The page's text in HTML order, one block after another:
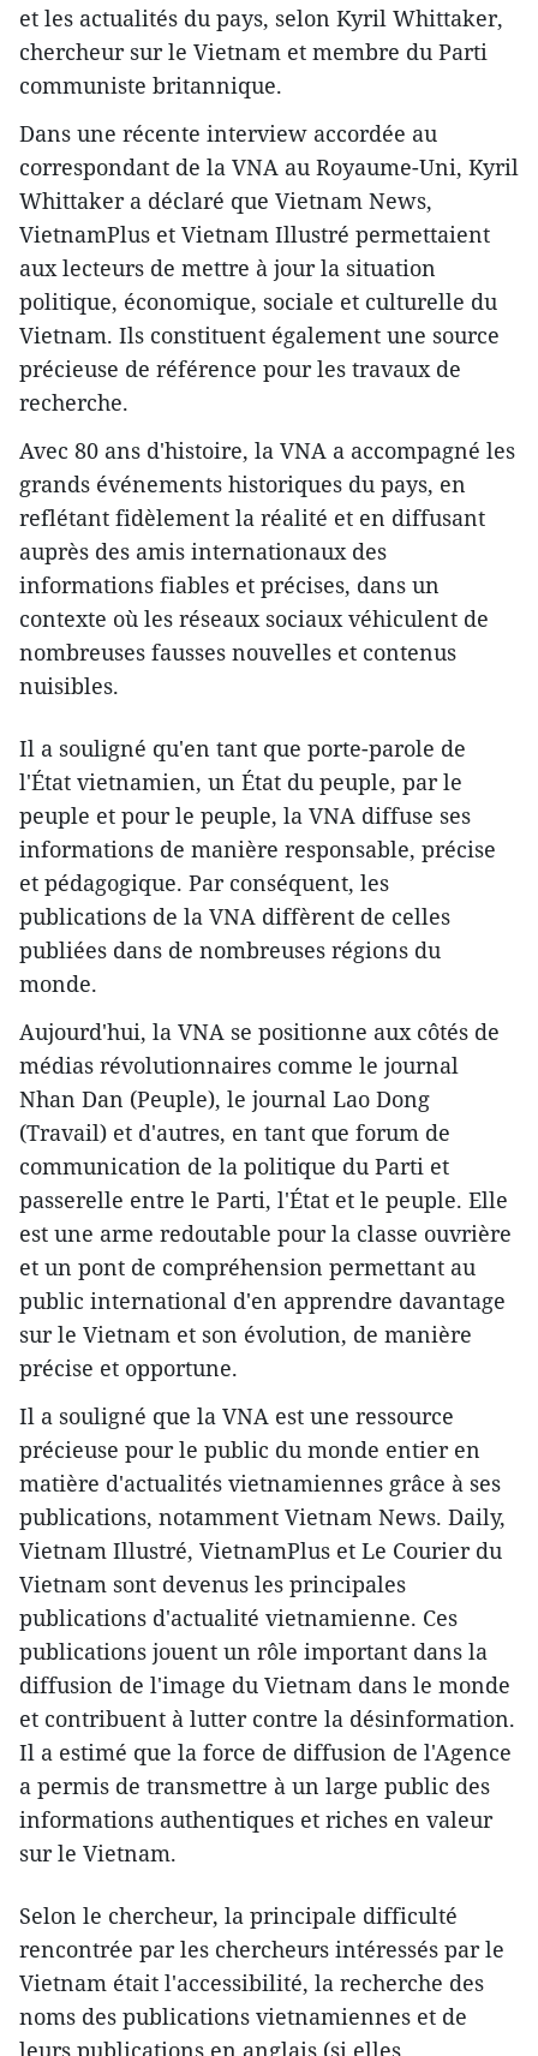
et les actualités du pays, selon Kyril Whittaker,
chercheur sur le Vietnam et membre du Parti
communiste britannique.
Dans une récente interview accordée au
correspondant de la VNA au Royaume-Uni, Kyril
Whittaker a déclaré que Vietnam News,
VietnamPlus et Vietnam Illustré permettaient
aux lecteurs de mettre à jour la situation
politique, économique, sociale et culturelle du
Vietnam. Ils constituent également une source
précieuse de référence pour les travaux de
recherche.
Avec 80 ans d'histoire, la VNA a accompagné les
grands événements historiques du pays, en
reflétant fidèlement la réalité et en diffusant
auprès des amis internationaux des
informations fiables et précises, dans un
contexte où les réseaux sociaux véhiculent de
nombreuses fausses nouvelles et contenus
nuisibles.
Il a souligné qu'en tant que porte-parole de
l'État vietnamien, un État du peuple, par le
peuple et pour le peuple, la VNA diffuse ses
informations de manière responsable, précise
et pédagogique. Par conséquent, les
publications de la VNA diffèrent de celles
publiées dans de nombreuses régions du
monde.
Aujourd'hui, la VNA se positionne aux côtés de
médias révolutionnaires comme le journal
Nhan Dan (Peuple), le journal Lao Dong
(Travail) et d'autres, en tant que forum de
communication de la politique du Parti et
passerelle entre le Parti, l'État et le peuple. Elle
est une arme redoutable pour la classe ouvrière
et un pont de compréhension permettant au
public international d'en apprendre davantage
sur le Vietnam et son évolution, de manière
précise et opportune.
Il a souligné que la VNA est une ressource
précieuse pour le public du monde entier en
matière d'actualités vietnamiennes grâce à ses
publications, notamment Vietnam News. Daily,
Vietnam Illustré, VietnamPlus et Le Courier du
Vietnam sont devenus les principales
publications d'actualité vietnamienne. Ces
publications jouent un rôle important dans la
diffusion de l'image du Vietnam dans le monde
et contribuent à lutter contre la désinformation.
Il a estimé que la force de diffusion de l'Agence
a permis de transmettre à un large public des
informations authentiques et riches en valeur
sur le Vietnam.
Selon le chercheur, la principale difficulté
rencontrée par les chercheurs intéressés par le
Vietnam était l'accessibilité, la recherche des
noms des publications vietnamiennes et de
leurs publications en anglais (si elles